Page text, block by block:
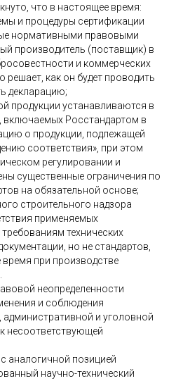
что в настоящее время:
и процедуры сертификации
нормативными правовыми
производитель (поставщик) в
и коммерческих
решает, как он будет проводить
декларацию;
продукции устанавливаются в
включаемых Росстандартом в
о продукции, подлежащей
соответствия», при этом
регулировании и
существенные ограничения по
на обязательной основе;
строительного надзора
применяемых
технических
но не стандартов,
при производстве
неопределенности
и соблюдения
административной и уголовной
несоответствующей
аналогичной позицией
научно-технический